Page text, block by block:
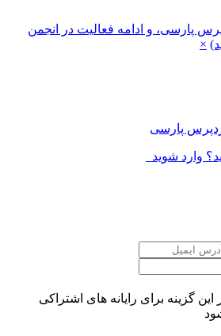
پارسی، و ادامه فعالیت در انجمن
×
وارد شوید
این گزینه برای رایانه های اشتراکی